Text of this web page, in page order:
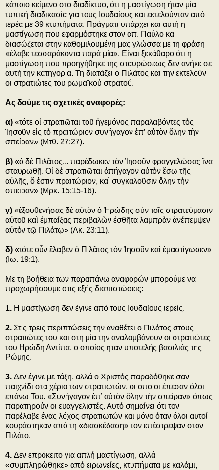
κάποιο κείμενο στο διαδίκτυο, ότι η μαστίγωση ήταν μία
τυπική διαδικασία για τους Ιουδαίους και εκτελούνταν από
ιερέα με 39 κτυπήματα. Πράγματι υπάρχει και αυτή η
μαστίγωση που εφαρμόστηκε στον απ. Παύλο και
διασώζεται στην καθομιλουμένη μας γλώσσα με τη φράση
«έλαβε τεσσαράκοντα παρά μία». Είναι ξεκάθαρο ότι η
μαστίγωση που προηγήθηκε της σταυρώσεως δεν ανήκε σε
αυτή την κατηγορία. Τη διατάζει ο Πιλάτος και την εκτελούν
οι στρατιώτες του ρωμαϊκού στρατού.
Ας δούμε τις σχετικές αναφορές:
α) «τότε οἱ στρατιῶται τοῦ ἡγεμόνος παραλαβόντες τὸς
Ἰησοῦν εἰς τὸ πραιτώριον συνήγαγον ἐπ’ αὐτὸν ὅλην τὴν
σπείραν» (Μτθ. 27:27).
β) «ὁ δὲ Πιλᾶτος... παρέδωκεν τὸν Ἰησοῦν φραγγελώσας ἵνα
σταυρωθῇ. Οἱ δὲ στρατιῶται ἀπήγαγον αὐτὸν ἔσω τῆς
αὐλῆς, ὅ ἐστιν πραιτώριον, καὶ συγκαλοῦσιν ὅλην τὴν
σπεῖραν» (Μρκ. 15:15-16).
γ) «ἐξουθενήσας δὲ αὐτὸν ὁ Ἡρώδης σὺν τοῖς στρατεύμασιν
αὐτοῦ καὶ ἐμπαίξας περιβαλὼν ἐσθῆτα λαμπρὰν ἀνέπεμψεν
αὐτὸν τῷ Πιλάτῳ» (Λκ. 23:11).
δ) «τότε οὗν ἔλαβεν ὁ Πιλᾶτος τὸν Ἰησοῦν καὶ ἐμαστίγωσεν»
(Ιω. 19:1).
Με τη βοήθεια των παραπάνω αναφορών μπορούμε να
προχωρήσουμε στις εξής διαπιστώσεις:
1. Η μαστίγωση δεν έγινε από τους Ιουδαίους ιερείς.
2. Στις τρεις περιπτώσεις την αναθέτει ο Πιλάτος στους
στρατιώτες του και στη μία την αναλαμβάνουν οι στρατιώτες
του Ηρώδη Αντίπα, ο οποίος ήταν υποτελής βασιλιάς της
Ρώμης.
3. Δεν έγινε με τάξη, αλλά ο Χριστός παραδόθηκε σαν
παιχνίδι στα χέρια των στρατιωτών, οι οποίοι έπεσαν όλοι
επάνω Του. «Συνήγαγον ἐπ’ αὐτὸν ὅλην τὴν σπείραν» όπως
παρατηρούν οι ευαγγελιστές. Αυτό σημαίνει ότι τον
παρέλαβε ένας λόχος στρατιωτών και μόνο όταν όλοι αυτοί
κουράστηκαν από τη «διασκέδαση» τον επέστρεψαν στον
Πιλάτο.
4. Δεν επρόκειτο για απλή μαστίγωση, αλλά
«συμπληρώθηκε» από ειρωνείες, κτυπήματα με καλάμι,